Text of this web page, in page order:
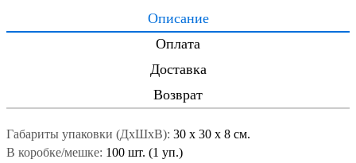
Описание
Оплата
Доставка
Возврат
Габариты упаковки (ДxШxВ): 30 x 30 x 8 см.
В коробке/мешке: 100 шт. (1 уп.)